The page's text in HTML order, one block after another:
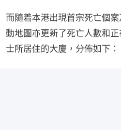
而隨着本港出現首宗死亡個
動地圖亦更新了死亡人數和
士所居住的大廈，分佈如下：